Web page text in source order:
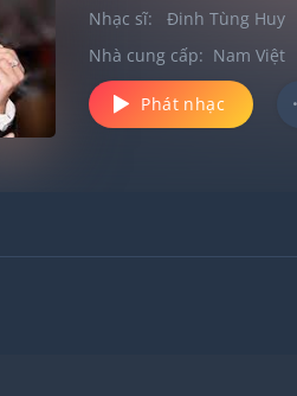
Nhạc sĩ: Đinh Tùng Huy
Nhà cung cấp: Nam Việt
Phát nhạc